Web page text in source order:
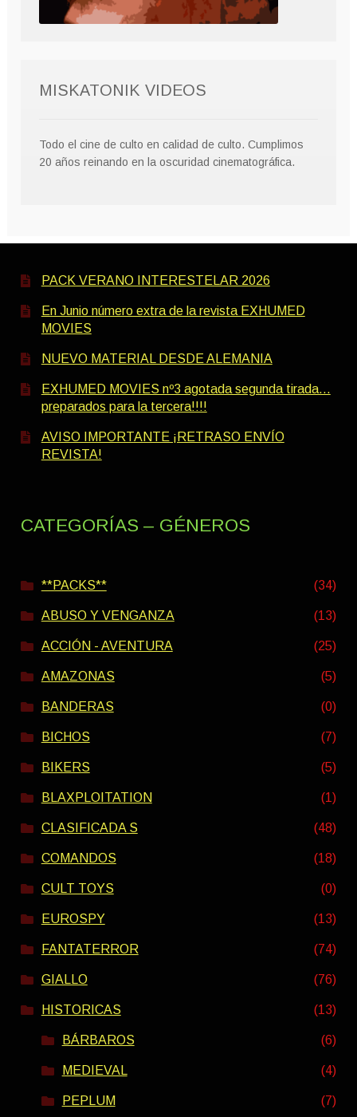
MISKATONIK VIDEOS
Todo el cine de culto en calidad de culto. Cumplimos
20 años reinando en la oscuridad cinematográfica.
PACK VERANO INTERESTELAR 2026
En Junio número extra de la revista EXHUMED
MOVIES
NUEVO MATERIAL DESDE ALEMANIA
EXHUMED MOVIES nº3 agotada segunda tirada…
preparados para la tercera!!!!
AVISO IMPORTANTE ¡RETRASO ENVÍO
REVISTA!
CATEGORÍAS – GÉNEROS
**PACKS** (34)
ABUSO Y VENGANZA (13)
ACCIÓN - AVENTURA (25)
AMAZONAS (5)
BANDERAS (0)
BICHOS (7)
BIKERS (5)
BLAXPLOITATION (1)
CLASIFICADA S (48)
COMANDOS (18)
CULT TOYS (0)
EUROSPY (13)
FANTATERROR (74)
GIALLO (76)
HISTORICAS (13)
BÁRBAROS (6)
MEDIEVAL (4)
PEPLUM (7)